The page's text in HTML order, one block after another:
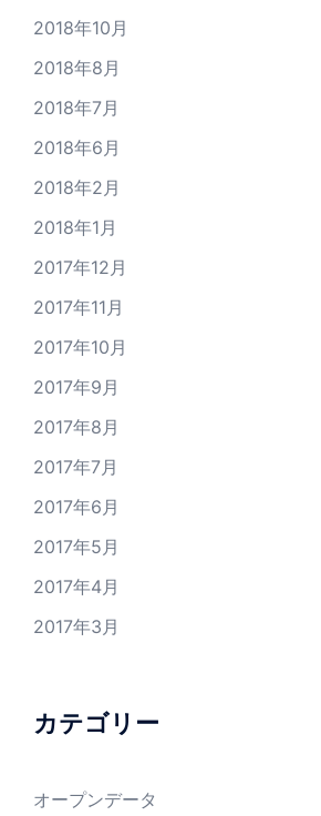
2018年10月
2018年8月
2018年7月
2018年6月
2018年2月
2018年1月
2017年12月
2017年11月
2017年10月
2017年9月
2017年8月
2017年7月
2017年6月
2017年5月
2017年4月
2017年3月
カテゴリー
オープンデータ